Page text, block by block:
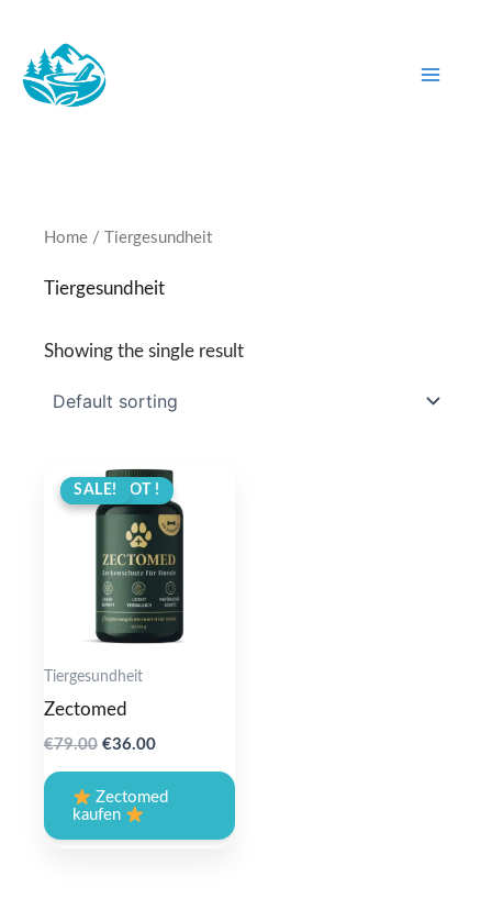
content
Home / Tiergesundheit
Tiergesundheit
Showing the single result
ANGEBOT !
SALE!
Tiergesundheit
Zectomed
€79.00 Original
€79.00.
€36.00Current
€36.00.
Zectomed
kaufen